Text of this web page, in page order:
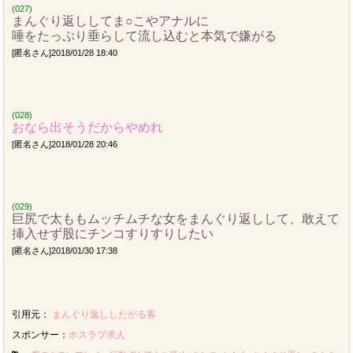
(027)
まんぐり返ししてま○こやアナルに
唾をたっぷり垂らして流し込むと本気で嫌がる
[匿名さん]2018/01/28 18:40
(028)
おなら出そうだからやめれ
[匿名さん]2018/01/28 20:46
(029)
巨尻で太ももムッチムチな女をまんぐり返しして、敢えて
挿入せず股にチンコすりすりしたい
[匿名さん]2018/01/30 17:38
引用元：
まんぐり返ししたがる客
スポンサー：ホスラブ求人